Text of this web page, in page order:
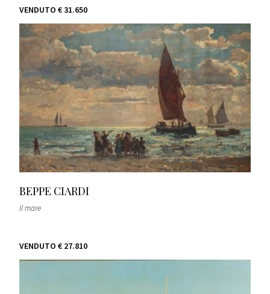
VENDUTO € 31.650
BEPPE CIARDI
Il mare
VENDUTO € 27.810